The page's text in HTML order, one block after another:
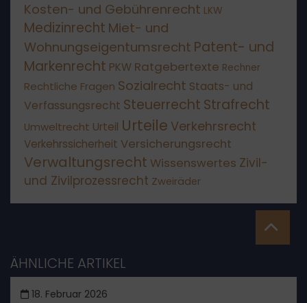
Kosten- und Gebührenrecht LKW
Medizinrecht Miet- und
Wohnungseigentumsrecht Patent- und
Markenrecht PKW Ratgebertexte Rechner
Rechtliche Fragen Sozialrecht Staats- und
Verfassungsrecht Steuerrecht Strafrecht
Umweltrecht Urteil Urteile Verkehrsrecht
Verkehrssicherheit Versicherungsrecht
Verwaltungsrecht Wissenswertes Zivil-
und Zivilprozessrecht Zweiräder
ÄHNLICHE ARTIKEL
18. Februar 2026